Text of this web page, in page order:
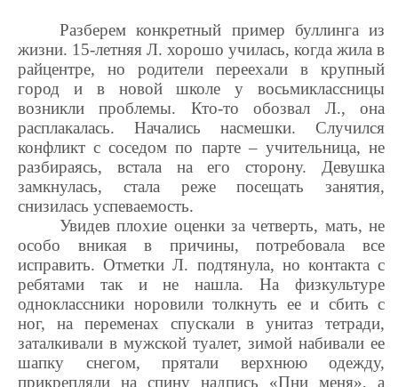
Разберем конкретный пример буллинга из
жизни. 15-летняя Л. хорошо училась, когда жила в
райцентре, но родители переехали в крупный
город и в новой школе у восьмиклассницы
возникли проблемы. Кто-то обозвал Л., она
расплакалась. Начались насмешки. Случился
конфликт с соседом по парте – учительница, не
разбираясь, встала на его сторону. Девушка
замкнулась, стала реже посещать занятия,
снизилась успеваемость.
Увидев плохие оценки за четверть, мать, не
особо вникая в причины, потребовала все
исправить. Отметки Л. подтянула, но контакта с
ребятами так и не нашла. На физкультуре
одноклассники норовили толкнуть ее и сбить с
ног, на переменах спускали в унитаз тетради,
заталкивали в мужской туалет, зимой набивали ее
шапку снегом, прятали верхнюю одежду,
прикрепляли на спину надпись «Пни меня», а